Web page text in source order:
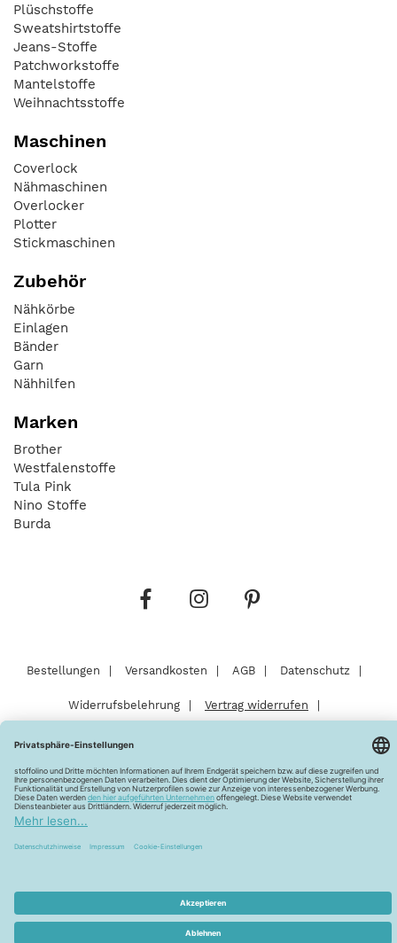
Plüschstoffe
Sweatshirtstoffe
Jeans-Stoffe
Patchworkstoffe
Mantelstoffe
Weihnachtsstoffe
Maschinen
Coverlock
Nähmaschinen
Overlocker
Plotter
Stickmaschinen
Zubehör
Nähkörbe
Einlagen
Bänder
Garn
Nähhilfen
Marken
Brother
Westfalenstoffe
Tula Pink
Nino Stoffe
Burda
Bestellungen Versandkosten AGB Datenschutz
Widerrufsbelehrung Vertrag widerrufen
Barrierefreiheitserklärung
Kontakt Lagerverkauf FAQ Impressum
Pflegehinweise